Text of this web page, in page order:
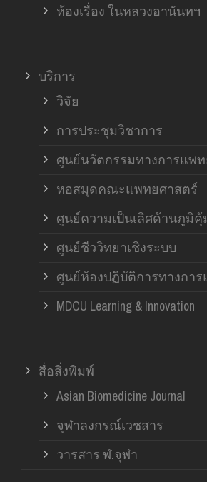
ห้องเรื่อง ในหลวงอานันทฯ
บริการ
วิจัย
การประชุมวิชาการ
ศูนย์นวัตกรรมทางการแพท
หอสมุดคณะแพทยศาสตร์
ศูนย์ความเป็นเลิศด้านภูมิคุ้
ศูนย์ชีววิทยาเชิงระบบ
ศูนย์ห้องปฏิบัติการทางกา
MDCU Learning & Innovation
สื่อสิ่งพิมพ์
Asian Biomedicine Journal
จุฬาลงกรณ์เวชสาร
วารสาร ฬ.จุฬา